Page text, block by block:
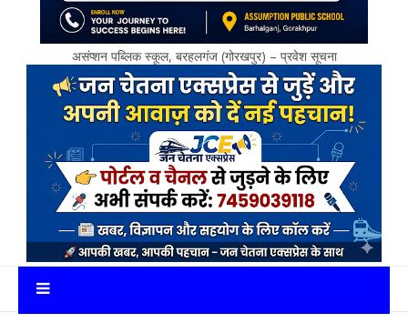
असंप्शन पब्लिक स्कूल, बरहलगंज (गोरखपुर) – प्रवेश सूचना